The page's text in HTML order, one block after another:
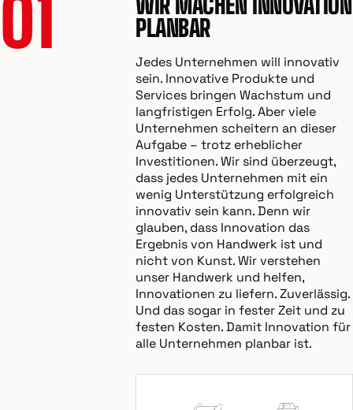
01
PLANBAR
Jedes Unternehmen will innovativ
sein. Innovative Produkte und
Services bringen Wachstum und
langfristigen Erfolg. Aber viele
Unternehmen scheitern an dieser
Aufgabe – trotz erheblicher
Investitionen. Wir sind überzeugt,
dass jedes Unternehmen mit ein
wenig Unterstützung erfolgreich
innovativ sein kann. Denn wir
glauben, dass Innovation das
Ergebnis von Handwerk ist und
nicht von Kunst. Wir verstehen
unser Handwerk und helfen,
Innovationen zu liefern. Zuverlässig.
Und das sogar in fester Zeit und zu
festen Kosten. Damit Innovation für
alle Unternehmen planbar ist.